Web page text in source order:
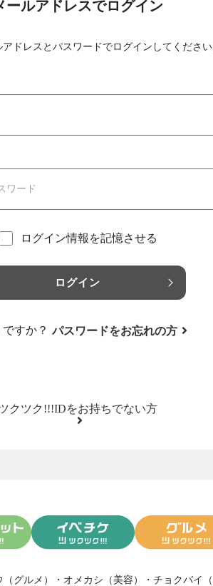
ールアドレスでログイン
ドレスとパスワードでログインしてください
ログイン情報を記憶させる
ログイン
すか？ パスワードをお忘れの方
クツク!!!IDをお持ちでない方
グルメ） ・ オメカシ（美容） ・ チョクバイ（